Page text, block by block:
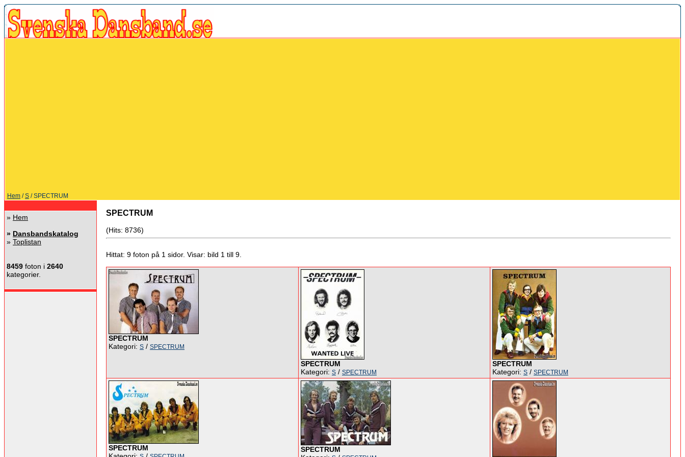
Hem /S / SPECTRUM
» Hem
» Dansbandskatalog
» Toplistan
8459 foton i 2640
kategorier.
SPECTRUM
(Hits: 8736)
Hittat: 9 foton på 1 sidor. Visar: bild 1 till 9.
SPECTRUM
Kategori: S / SPECTRUM
SPECTRUM
Kategori: S / SPECTRUM
SPECTRUM
Kategori: S / SPECTRUM
SPECTRUM
SPECTRUM